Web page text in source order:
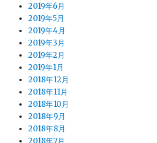
2019年6月
2019年5月
2019年4月
2019年3月
2019年2月
2019年1月
2018年12月
2018年11月
2018年10月
2018年9月
2018年8月
2018年7月